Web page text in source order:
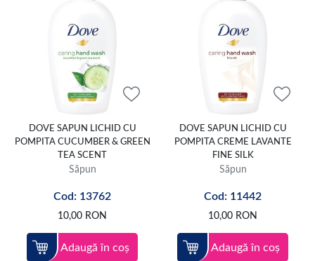
DOVE SAPUN LICHID CU
POMPITA CUCUMBER & GREEN
TEA SCENT
Săpun
Cod: 13762
10,00 RON
Adaugă în coș
DOVE SAPUN LICHID CU
POMPITA CREME LAVANTE
FINE SILK
Săpun
Cod: 11442
10,00 RON
Adaugă în coș